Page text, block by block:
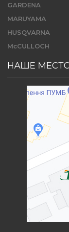
GARDENA
MARUYAMA
HUSQVARNA
McCULLOCH
НАШЕ